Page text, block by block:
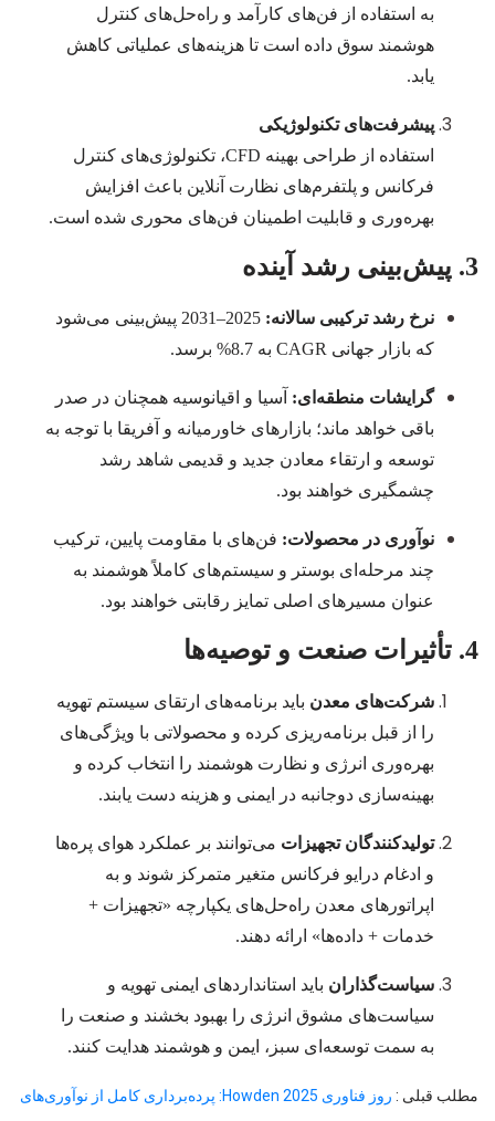
به استفاده از فن‌های کارآمد و راه‌حل‌های کنترل
هوشمند سوق داده است تا هزینه‌های عملیاتی کاهش
یابد.
پیشرفت‌های تکنولوژیکی
استفاده از طراحی بهینه CFD، تکنولوژی‌های کنترل
فرکانس و پلتفرم‌های نظارت آنلاین باعث افزایش
بهره‌وری و قابلیت اطمینان فن‌های محوری شده است.
3. پیش‌بینی رشد آینده
نرخ رشد ترکیبی سالانه:
پیش‌بینی می‌شود
که بازار جهانی
به برسد.
گرایشات منطقه‌ای: آسیا و اقیانوسیه همچنان در صدر
باقی خواهد ماند؛ بازارهای خاورمیانه و آفریقا با توجه به
توسعه و ارتقاء معادن جدید و قدیمی شاهد رشد
چشمگیری خواهند بود.
نوآوری در محصولات: فن‌های با مقاومت پایین، ترکیب
چند مرحله‌ای بوستر و سیستم‌های کاملاً هوشمند به
عنوان مسیرهای اصلی تمایز رقابتی خواهند بود.
4. تأثیرات صنعت و توصیه‌ها
شرکت‌های معدن باید برنامه‌های ارتقای سیستم تهویه
را از قبل برنامه‌ریزی کرده و محصولاتی با ویژگی‌های
بهره‌وری انرژی و نظارت هوشمند را انتخاب کرده و
بهینه‌سازی دوجانبه در ایمنی و هزینه دست یابند.
تولیدکنندگان تجهیزات می‌توانند بر عملکرد هوای پره‌ها
و ادغام درایو فرکانس متغیر متمرکز شوند و به
اپراتورهای معدن راه‌حل‌های یکپارچه «تجهیزات +
خدمات + داده‌ها» ارائه دهند.
سیاست‌گذاران باید استانداردهای ایمنی تهویه و
سیاست‌های مشوق انرژی را بهبود بخشند و صنعت را
به سمت توسعه‌ای سبز، ایمن و هوشمند هدایت کنند.
مطلب قبلی :
روز فناوری Howden 2025: پرده‌برداری کامل از نوآوری‌های